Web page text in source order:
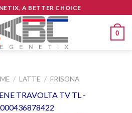
A BETTER CHOICE
0
/ LATTE / FRISONA
TRAVOLTA TV TL -